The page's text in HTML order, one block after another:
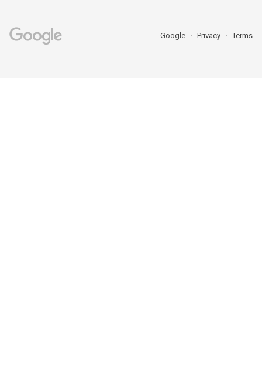
Google Privacy Terms